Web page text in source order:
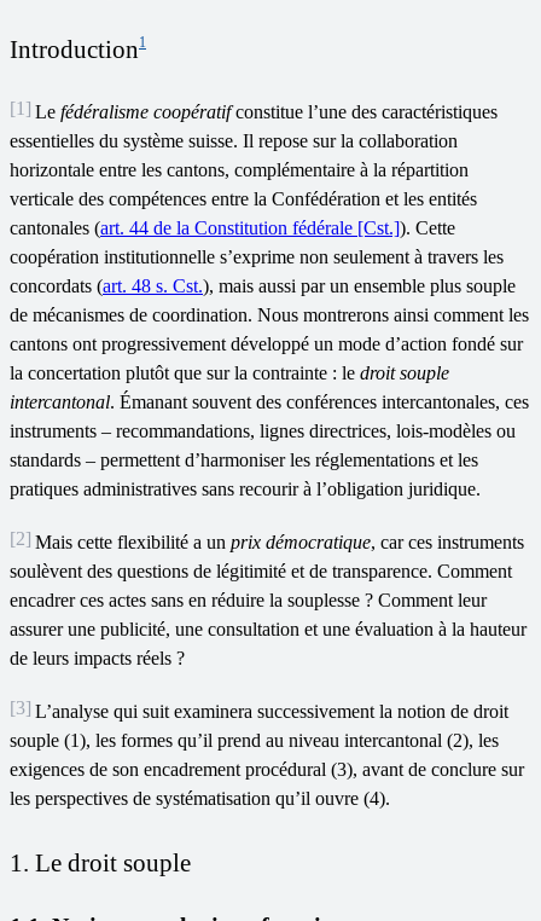
Introduction 1
[1] Le fédéralisme coopératifconstitue l’une des caractéristiques
essentielles du système suisse. Il repose sur la collaboration
horizontale entre les cantons, complémentaire à la répartition
verticale des compétences entre la Confédération et les entités
cantonales (art. 44 de la Constitution fédérale [Cst.]). Cette
coopération institutionnelle s’exprime non seulement à travers les
concordats (art. 48 s. Cst.), mais aussi par un ensemble plus souple
de mécanismes de coordination. Nous montrerons ainsi comment les
cantons ont progressivement développé un mode d’action fondé sur
la concertation plutôt que sur la contrainte : le droit souple
intercantonal. Émanant souvent des conférences intercantonales, ces
instruments – recommandations, lignes directrices, lois-modèles ou
standards – permettent d’harmoniser les réglementations et les
pratiques administratives sans recourir à l’obligation juridique.
[2] Mais cette flexibilité a un prix démocratique, car ces instruments
soulèvent des questions de légitimité et de transparence. Comment
encadrer ces actes sans en réduire la souplesse ? Comment leur
assurer une publicité, une consultation et une évaluation à la hauteur
de leurs impacts réels ?
[3] L’analyse qui suit examinera successivement la notion de droit
souple (1), les formes qu’il prend au niveau intercantonal (2), les
exigences de son encadrement procédural (3), avant de conclure sur
les perspectives de systématisation qu’il ouvre (4).
1. Le droit souple